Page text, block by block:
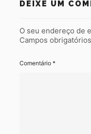
DEIXE UM
O seu endereço de
Campos
Comentário *